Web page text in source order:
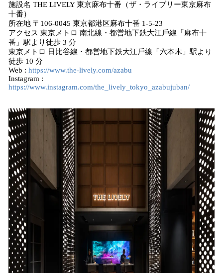
施設名 THE LIVELY 東京麻布十番（ザ・ライブリー東京麻布
十番）
所在地 〒106-0045 東京都港区麻布十番 1-5-23
アクセス 東京メトロ 南北線・都営地下鉄大江戶線「麻布十
番」駅より徒歩 3 分
東京メトロ 日比谷線・都営地下鉄大江戶線「六本木」駅より
徒歩 10 分
Web : https://www.the-lively.com/azabu
Instagram :
https://www.instagram.com/the_lively_tokyo_azabujuban/